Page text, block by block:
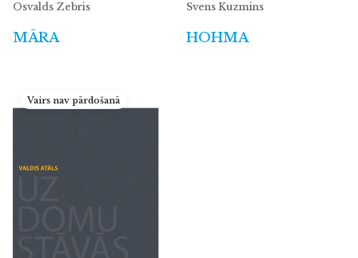
Osvalds Zebris
MĀRA
Svens Kuzmins
HOHMA
Vairs nav pārdošanā